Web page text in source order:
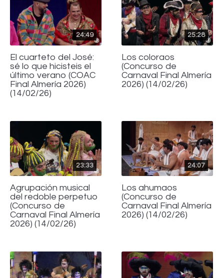
24:49
El cuarteto del José:
sé lo que hicisteis el
último verano (COAC
Final Almería 2026)
(14/02/26)
25:28
Los coloraos
(Concurso de
Carnaval Final Almería
2026) (14/02/26)
23:33
Agrupación musical
del redoble perpetuo
(Concurso de
Carnaval Final Almería
2026) (14/02/26)
24:07
Los ahumaos
(Concurso de
Carnaval Final Almería
2026) (14/02/26)